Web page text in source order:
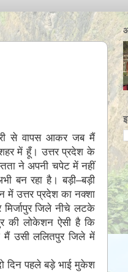
से वापस आकर जब मैं
में हूँ। उत्तर प्रदेश के
ने अपनी चपेट में नहीं
बन रहा है। बड़ी–बड़ी
में उत्तर प्रदेश का नक्शा
जिले नीचे लटके
की लोकेशन ऐसी है कि
मैं उसी ललितपुर जिले में
दिन पहले बड़े भाई मुकेश